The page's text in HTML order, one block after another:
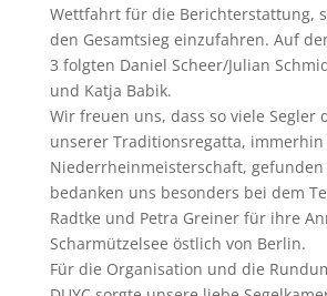
Wettfahrt für die Berichterstattung,
den Gesamtsieg einzufahren. Auf
3 folgten Daniel Scheer/Julian
und Katja Babik.
Wir freuen uns, dass so viele Segler
unserer Traditionsregatta, immerhin
Niederrheinmeisterschaft,
bedanken uns besonders bei dem
Radtke und Petra Greiner für ihre
Scharmützelsee östlich von Berlin.
Für die Organisation und die